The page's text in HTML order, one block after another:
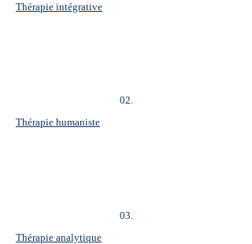
Thérapie intégrative
02.
Thérapie humaniste
03.
Thérapie analytique